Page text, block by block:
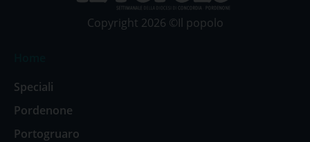
Copyright 2026 ©Il popolo
Speciali
Pordenone
Portogruaro